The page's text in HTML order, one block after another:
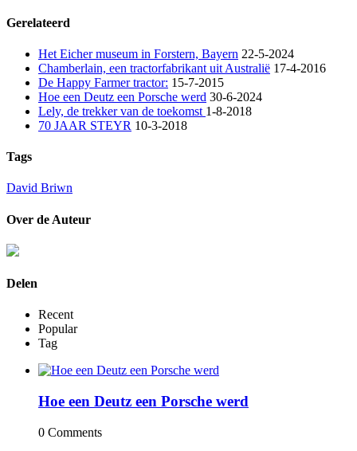
Gerelateerd
Het Eicher museum in Forstern, Bayern 22-5-2024
Chamberlain, een tractorfabrikant uit Australië 17-4-2016
De Happy Farmer tractor: 15-7-2015
Hoe een Deutz een Porsche werd 30-6-2024
Lely, de trekker van de toekomst 1-8-2018
70 JAAR STEYR 10-3-2018
Tags
David Briwn
Over de Auteur
Delen
Recent
Popular
Tag
Hoe een Deutz een Porsche werd
0 Comments